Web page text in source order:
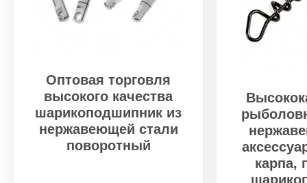
Оптовая торговля
высокого качества
шарикоподшипник из
нержавеющей стали
поворотный
карпа,